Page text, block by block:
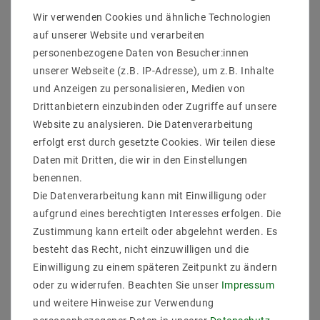
dimmen Sie einfarbige LED-Installationen präzise und
komfortabel. Die handliche Steuerung verwaltet bis zu
vier Zonen gleichzeitig und sorgt dank Touch-Rad für
stufenlose Helligkeitsanpassung. Ideal für
Wohnräume, Gewerbe oder Showrooms.
Ihre Vorteile auf einen Blick
Bedient vier Lichtzonen unabhängig
voneinander
Touch-Rad ermöglicht exakte, fließende
Dimmung
Drei speicherbare Lieblingshelligkeiten per
Erweiterbar auf Funk- & WiFi-Steuerung via
Connex Zubehör
Zuverlässiger Betrieb von ‑10 °C bis +50 °C
RF-Fernbedienung
Wir verwenden Cookies und ähnliche Technologien
auf unserer Website und verarbeiten
personenbezogene Daten von Besucher:innen
unserer Webseite (z.B. IP-Adresse), um z.B. Inhalte
und Anzeigen zu personalisieren, Medien von
Drittanbietern einzubinden oder Zugriffe auf unsere
Website zu analysieren. Die Datenverarbeitung
erfolgt erst durch gesetzte Cookies. Wir teilen diese
Daten mit Dritten, die wir in den Einstellungen
benennen.
Die Datenverarbeitung kann mit Einwilligung oder
aufgrund eines berechtigten Interesses erfolgen. Die
Zustimmung kann erteilt oder abgelehnt werden. Es
besteht das Recht, nicht einzuwilligen und die
Einwilligung zu einem späteren Zeitpunkt zu ändern
oder zu widerrufen. Beachten Sie unser Impressum
und weitere Hinweise zur Verwendung